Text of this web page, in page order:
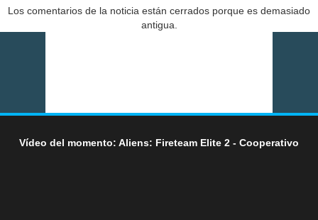
Los comentarios de la noticia están cerrados porque es demasiado
antigua.
Vídeo del momento: Aliens: Fireteam Elite 2 - Cooperativo